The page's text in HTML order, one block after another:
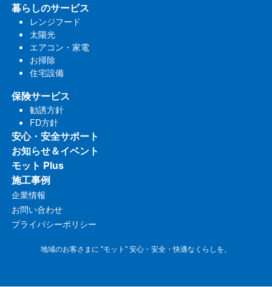
暮らしのサービス
レンジフード
太陽光
エアコン・家電
お掃除
住宅設備
保険サービス
勧誘方針
FD方針
安心・安全サポート
お知らせ＆イベント
モット Plus
施工事例
企業情報
お問い合わせ
プライバシーポリシー
地域のお客さまに "モット" 安心・安全・快適なくらしを。